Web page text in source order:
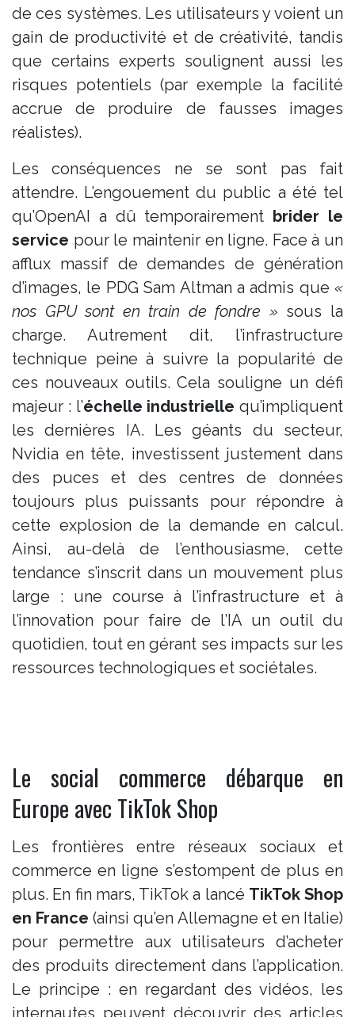
de ces systèmes. Les utilisateurs y voient un
gain de productivité et de créativité, tandis
que certains experts soulignent aussi les
risques potentiels (par exemple la facilité
accrue de produire de fausses images
réalistes).
Les conséquences ne se sont pas fait
attendre. L’engouement du public a été tel
qu’OpenAI a dû temporairement brider le
service pour le maintenir en ligne. Face à un
afflux massif de demandes de génération
d’images, le PDG Sam Altman a admis que «
nos GPU sont en train de fondre » sous la
charge​. Autrement dit, l’infrastructure
technique peine à suivre la popularité de
ces nouveaux outils. Cela souligne un défi
majeur : l’échelle industrielle qu’impliquent
les dernières IA. Les géants du secteur,
Nvidia en tête, investissent justement dans
des puces et des centres de données
toujours plus puissants pour répondre à
cette explosion de la demande en calcul.
Ainsi, au-delà de l’enthousiasme, cette
tendance s’inscrit dans un mouvement plus
large : une course à l’infrastructure et à
l’innovation pour faire de l’IA un outil du
quotidien, tout en gérant ses impacts sur les
ressources technologiques et sociétales.
Le social commerce débarque en
Europe avec TikTok Shop
Les frontières entre réseaux sociaux et
commerce en ligne s’estompent de plus en
plus. En fin mars, TikTok a lancé TikTok Shop
en France (ainsi qu’en Allemagne et en Italie)
pour permettre aux utilisateurs d’acheter
des produits directement dans l’application​.
Le principe : en regardant des vidéos, les
internautes peuvent découvrir des articles